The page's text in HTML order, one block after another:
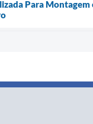
Para